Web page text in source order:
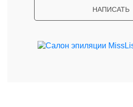
НАПИСАТЬ